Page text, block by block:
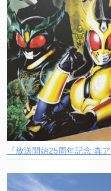
『放送開始25周年記念 真